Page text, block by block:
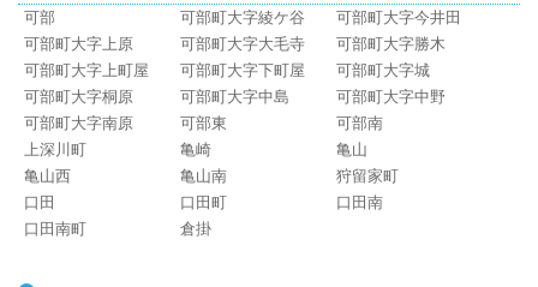
可部 可部町大字綾ケ谷
可部町大字今井田
可部町大字上原
可部町大字大毛寺
可部町大字勝木
可部町大字上町屋
可部町大字下町屋
可部町大字城
可部町大字桐原
可部町大字中島
可部町大字中野
可部町大字南原
可部東
可部南
上深川町
亀崎
亀山
亀山西
亀山南
狩留家町
口田
口田町
口田南
口田南町
倉掛